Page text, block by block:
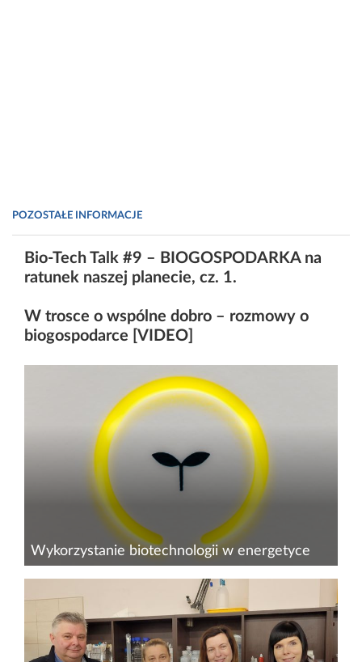
POZOSTAŁE INFORMACJE
Bio-Tech Talk #9 – BIOGOSPODARKA na
ratunek naszej planecie, cz. 1.
W trosce o wspólne dobro – rozmowy o
biogospodarce [VIDEO]
Wykorzystanie biotechnologii w energetyce
Biotechnologia jest jednym z najszybciej
rozwijających się sektorów gospodarki, a w
swoich&nbsp; procesach wykorzystuje
organizmy żywe, wirusy, a także ich części i
produkty biologiczne, w celu...